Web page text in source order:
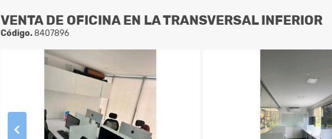
VENTA DE OFICINA EN LA TRANSVERSAL INFERIOR
Código.8407896